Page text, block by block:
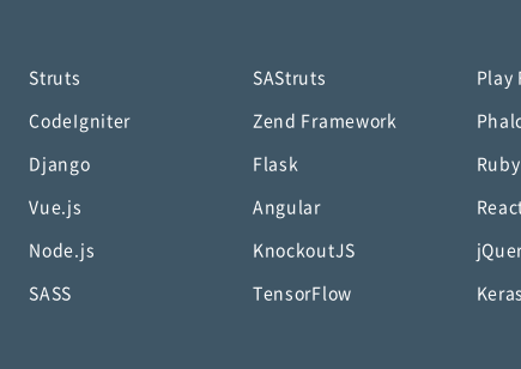
Struts SAStruts Play
CodeIgniter Zend Framework
Django Flask
Vue.js Angular
Node.js KnockoutJS
SASS TensorFlow Keras